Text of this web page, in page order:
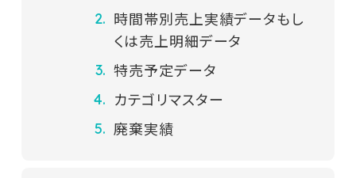
時間帯別売上実績データもし
くは売上明細データ
特売予定データ
カテゴリマスター
廃棄実績